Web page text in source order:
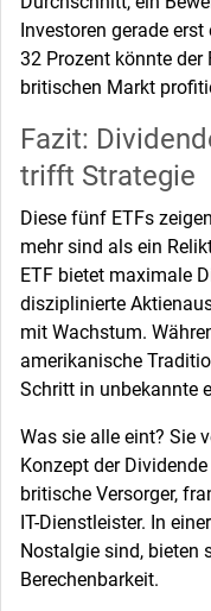
Investoren gerade
32 Prozent könnte
britischen Markt
Fazit:
trifft Strategie
Diese fünf ETFs
mehr sind als ein
ETF bietet maximale
disziplinierte
mit Wachstum.
amerikanische
Schritt in unbekannte
Was sie alle eint? Sie
Konzept der
britische Versorger,
IT-Dienstleister. In
Nostalgie sind, bieten
Berechenbarkeit.